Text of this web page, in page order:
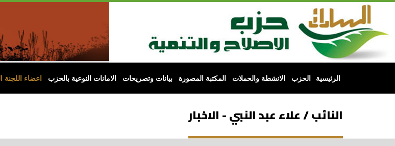
الرئيسية الحزب الانشطة والحملات المكتبة المصورة بيانات وتصريحات الامانات النوعية بالحزب اعضاء اللجنة
النائب / علاء عبد النبي - الاخبار